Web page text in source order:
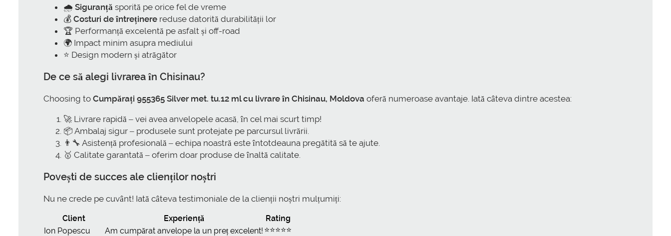
🌧️ Siguranță sporită pe orice fel de vreme
💰 Costuri de întreținere reduse datorită durabilității lor
🏆 Performanță excelentă pe asfalt și off-road
🌍 Impact minim asupra mediului
⭐ Design modern și atrăgător
De ce să alegi livrarea în Chisinau?
Choosing to Cumpărați 955365 Silver met. tu.12 ml cu livrare în Chisinau, Moldova oferă numeroase avantaje. Iată câteva dintre acestea:
🚀 Livrare rapidă – vei avea anvelopele acasă, în cel mai scurt timp!
📦 Ambalaj sigur – produsele sunt protejate pe parcursul livrării.
👨‍🔧 Asistență profesională – echipa noastră este întotdeauna pregătită să te ajute.
🥇 Calitate garantată – oferim doar produse de înaltă calitate.
Povești de succes ale clienților noștri
Nu ne crede pe cuvânt! Iată câteva testimoniale de la clienții noștri mulțumiți:
Client Experiență
Rating
Ion Popescu
Am cumpărat anvelope la un preț excelent! ⭐⭐⭐⭐⭐